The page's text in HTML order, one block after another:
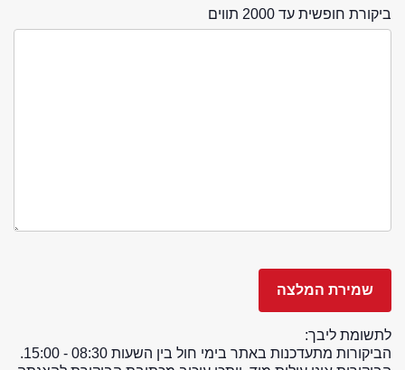
ביקורת חופשית עד 2000 תווים
לתשומת ליבך:
הביקורות מתעדכנות באתר בימי חול בין השעות 08:30 - 15:00.